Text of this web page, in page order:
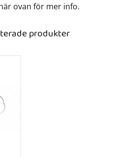
ovan för mer info.
produkter